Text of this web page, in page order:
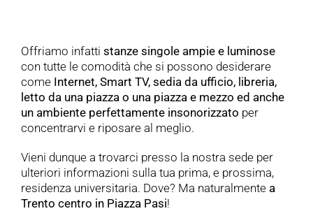
Offriamo infatti stanze singole ampie e luminose
con tutte le comodità che si possono desiderare
come Internet, Smart TV, sedia da ufficio, libreria,
letto da una piazza o una piazza e mezzo ed anche
un ambiente perfettamente insonorizzato per
concentrarvi e riposare al meglio.
Vieni dunque a trovarci presso la nostra sede per
ulteriori informazioni sulla tua prima, e prossima,
residenza universitaria. Dove? Ma naturalmente a
Trento centro in Piazza Pasi!